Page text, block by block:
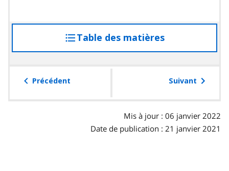
Table des matières
à
table
Précédent Suivant
Mis à jour : 06 janvier 2022
Date de publication : 21 janvier 2021